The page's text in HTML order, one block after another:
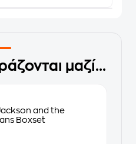
μαζί...
and the
Boxset